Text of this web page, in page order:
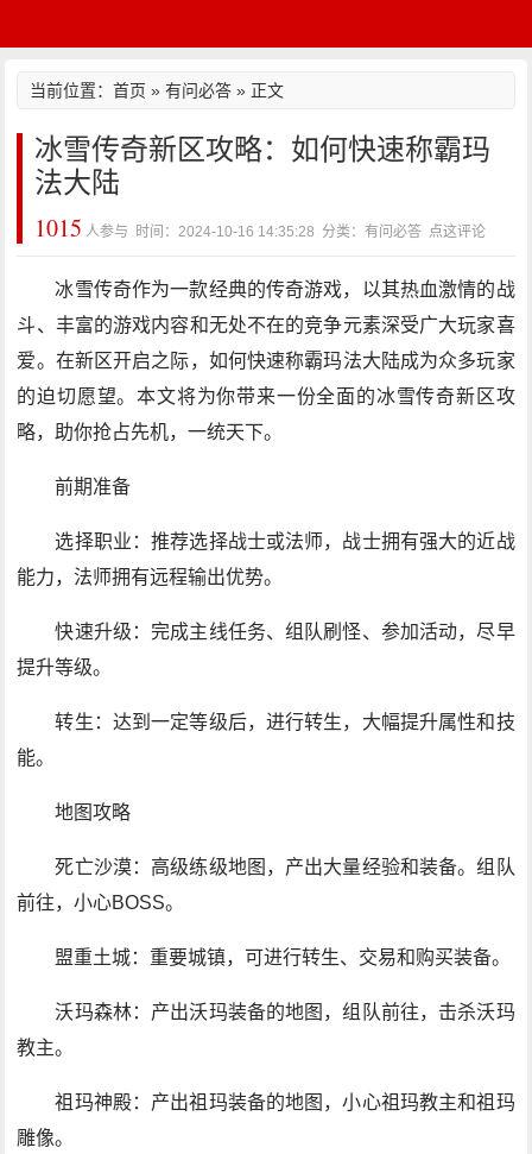
当前位置：首页 »有问必答 » 正文
冰雪传奇新区攻略：如何快速称霸玛
法大陆
1015 人参与 时间：2024-10-16 14:35:28 分类：有问必答 点这评论
冰雪传奇作为一款经典的传奇游戏，以其热血激情的战
斗、丰富的游戏内容和无处不在的竞争元素深受广大玩家喜
爱。在新区开启之际，如何快速称霸玛法大陆成为众多玩家
的迫切愿望。本文将为你带来一份全面的冰雪传奇新区攻
略，助你抢占先机，一统天下。
前期准备
选择职业：推荐选择战士或法师，战士拥有强大的近战
能力，法师拥有远程输出优势。
快速升级：完成主线任务、组队刷怪、参加活动，尽早
提升等级。
转生：达到一定等级后，进行转生，大幅提升属性和技
能。
地图攻略
死亡沙漠：高级练级地图，产出大量经验和装备。组队
前往，小心BOSS。
盟重土城：重要城镇，可进行转生、交易和购买装备。
沃玛森林：产出沃玛装备的地图，组队前往，击杀沃玛
教主。
祖玛神殿：产出祖玛装备的地图，小心祖玛教主和祖玛
雕像。